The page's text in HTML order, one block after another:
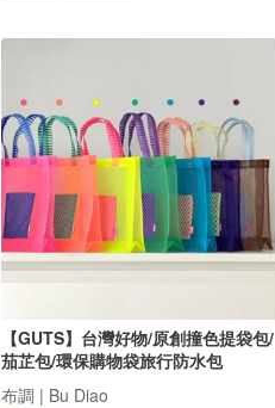
【GUTS】台灣好物/原創撞色提袋包/
茄芷包/環保購物袋旅行防水包
布調 | Bu Diao